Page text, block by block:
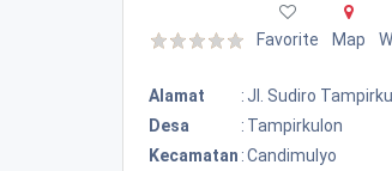
Favorite Map
Alamat : Jl. Sudiro
Desa
: Tampirkulon
Kecamatan :Candimulyo